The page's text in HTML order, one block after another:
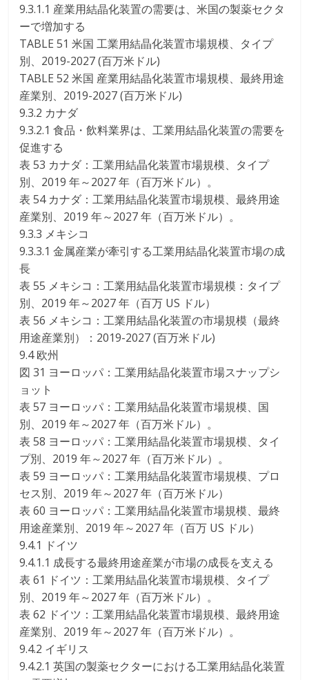
9.3.1.1 産業用結晶化装置の需要は、米国の製薬セクタ
ーで増加する
TABLE 51 米国 工業用結晶化装置市場規模、タイプ
別、2019-2027 (百万米ドル)
TABLE 52 米国 産業用結晶化装置市場規模、最終用途
産業別、2019-2027 (百万米ドル)
9.3.2 カナダ
9.3.2.1 食品・飲料業界は、工業用結晶化装置の需要を
促進する
表 53 カナダ：工業用結晶化装置市場規模、タイプ
別、2019 年～2027 年（百万米ドル）。
表 54 カナダ：工業用結晶化装置市場規模、最終用途
産業別、2019 年～2027 年（百万米ドル）。
9.3.3 メキシコ
9.3.3.1 金属産業が牽引する工業用結晶化装置市場の成
長
表 55 メキシコ：工業用結晶化装置市場規模：タイプ
別、2019 年～2027 年（百万 US ドル）
表 56 メキシコ：工業用結晶化装置の市場規模（最終
用途産業別）：2019-2027 (百万米ドル)
9.4 欧州
図 31 ヨーロッパ：工業用結晶化装置市場スナップシ
ョット
表 57 ヨーロッパ：工業用結晶化装置市場規模、国
別、2019 年～2027 年（百万米ドル）。
表 58 ヨーロッパ：工業用結晶化装置市場規模、タイ
プ別、2019 年～2027 年（百万米ドル）。
表 59 ヨーロッパ：工業用結晶化装置市場規模、プロ
セス別、2019 年～2027 年（百万米ドル）
表 60 ヨーロッパ：工業用結晶化装置市場規模、最終
用途産業別、2019 年～2027 年（百万 US ドル）
9.4.1 ドイツ
9.4.1.1 成長する最終用途産業が市場の成長を支える
表 61 ドイツ：工業用結晶化装置市場規模、タイプ
別、2019 年～2027 年（百万米ドル）。
表 62 ドイツ：工業用結晶化装置市場規模、最終用途
産業別、2019 年～2027 年（百万米ドル）。
9.4.2 イギリス
9.4.2.1 英国の製薬セクターにおける工業用結晶化装置